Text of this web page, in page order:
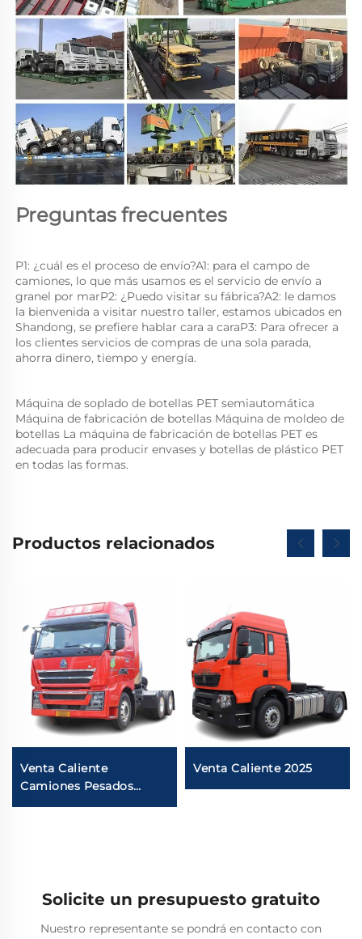
Preguntas frecuentes
P1: ¿cuál es el proceso de envío?A1: para el campo de
camiones, lo que más usamos es el servicio de envío a
granel por marP2: ¿Puedo visitar su fábrica?A2: le damos
la bienvenida a visitar nuestro taller, estamos ubicados en
Shandong, se prefiere hablar cara a caraP3: Para ofrecer a
los clientes servicios de compras de una sola parada,
ahorra dinero, tiempo y energía.
Máquina de soplado de botellas PET semiautomática
Máquina de fabricación de botellas Máquina de moldeo de
botellas La máquina de fabricación de botellas PET es
adecuada para producir envases y botellas de plástico PET
en todas las formas.
Productos relacionados
Venta Caliente
Camiones Pesados
Sinotruk HOWO TH7
Venta Caliente 2025
Solicite un presupuesto gratuito
Nuestro representante se pondrá en contacto con